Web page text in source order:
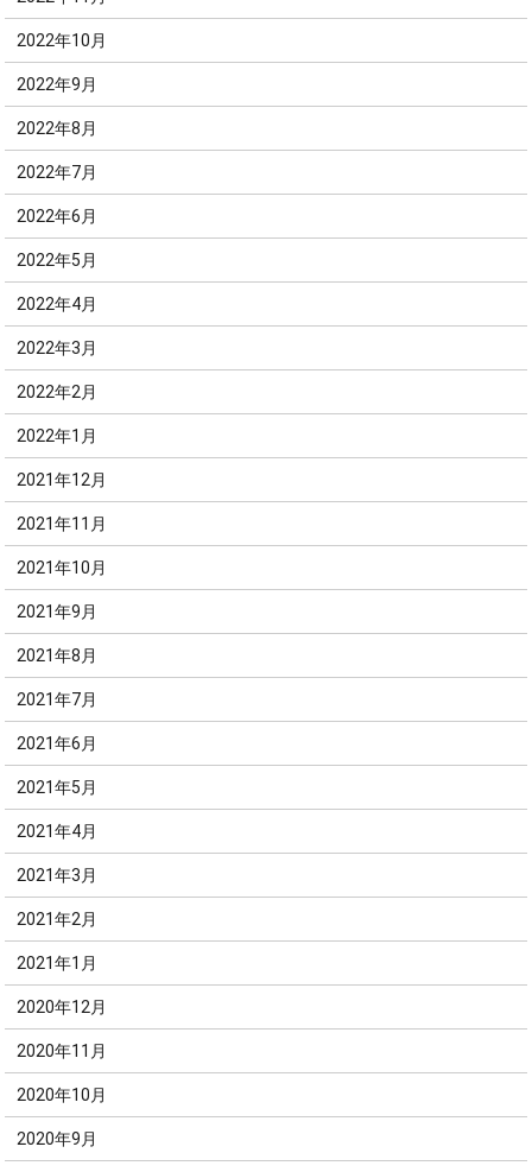
2022年10月
2022年9月
2022年8月
2022年7月
2022年6月
2022年5月
2022年4月
2022年3月
2022年2月
2022年1月
2021年12月
2021年11月
2021年10月
2021年9月
2021年8月
2021年7月
2021年6月
2021年5月
2021年4月
2021年3月
2021年2月
2021年1月
2020年12月
2020年11月
2020年10月
2020年9月